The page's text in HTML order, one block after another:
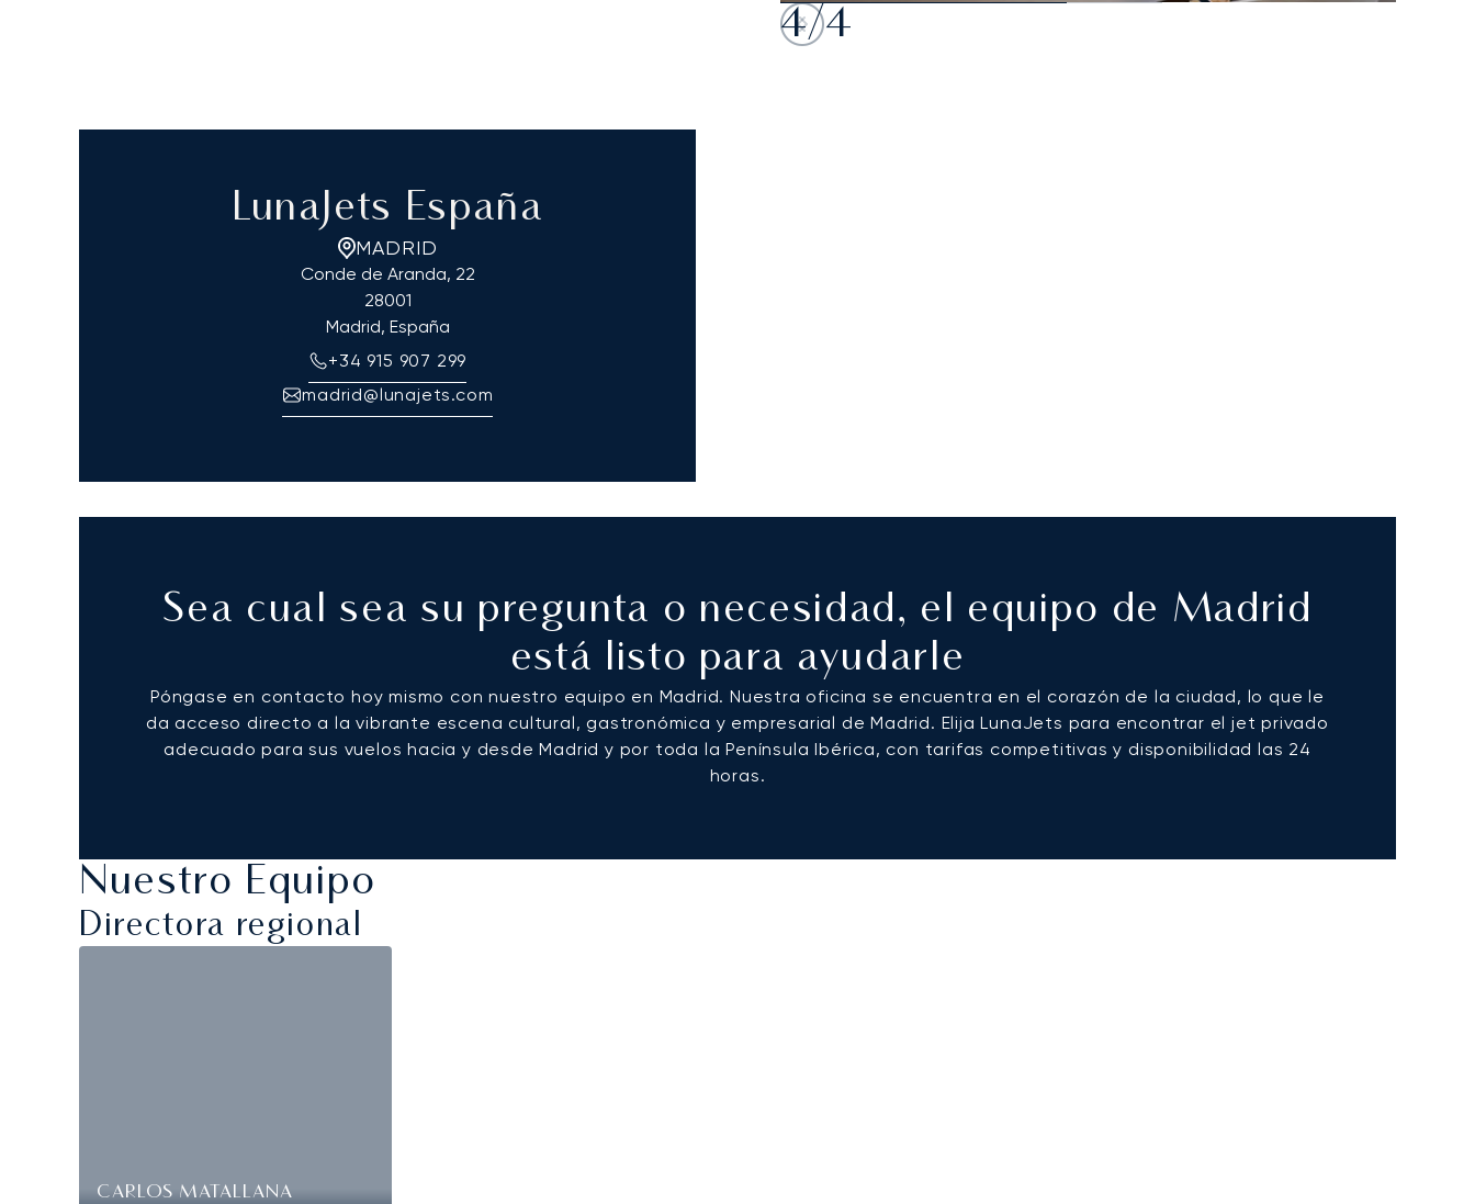
4/4
LunaJets España
MADRID
Conde de Aranda, 22
28001
Madrid, España
+34 915 907 299
madrid@lunajets.com
Sea cual sea su pregunta o necesidad, el equipo de Madrid
está listo para ayudarle
Póngase en contacto hoy mismo con nuestro equipo en Madrid. Nuestra oficina se encuentra en el corazón de la ciudad, lo que le
da acceso directo a la vibrante escena cultural, gastronómica y empresarial de Madrid. Elija LunaJets para encontrar el jet privado
adecuado para sus vuelos hacia y desde Madrid y por toda la Península Ibérica, con tarifas competitivas y disponibilidad las 24
horas.
Nuestro Equipo
Directora regional
CARLOS MATALLANA